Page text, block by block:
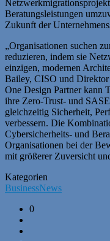
Beratungsleistungen
Zukunft der
„Organisationen suchen
reduzieren, indem sie
einzigen, modernen
Bailey, CISO und
One Design Partner kann
ihre Zero-Trust- und
gleichzeitig Sicherheit,
verbessern. Die
Cybersicherheits- und
Organisationen bei der
mit größerer Zuversicht
Kategorien
BusinessNews
0